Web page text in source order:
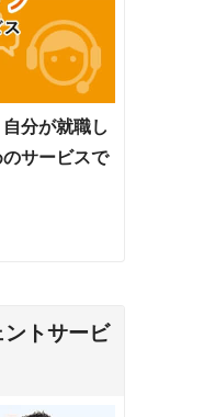
分が就職し
サービスで
トサービ